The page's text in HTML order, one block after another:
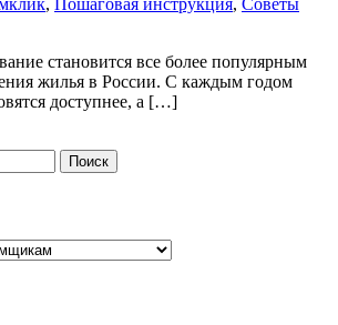
, Пошаговая инструкция, Советы
становится все более популярным
жилья в России. С каждым годом
доступнее, а […]